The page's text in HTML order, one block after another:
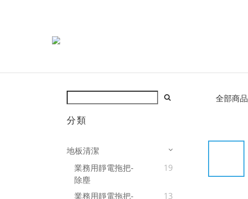
分類
地板清潔
業務用靜電拖把-
除塵
19
業務用靜電拖把-
13
全部商品